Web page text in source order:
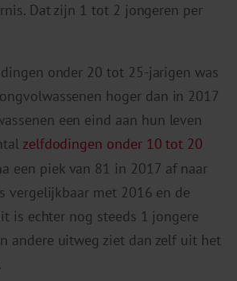
Dat zijn 1 tot 2 jongeren per
onder 20 tot 25-jarigen was
hoger dan in 2017
een eind aan hun leven
zelfdodingen onder 10 tot 20
een piek van 81 in 2017 af naar
vergelijkbaar met 2016 en de
is echter nog steeds 1 jongere
andere uitweg ziet dan zelf uit het